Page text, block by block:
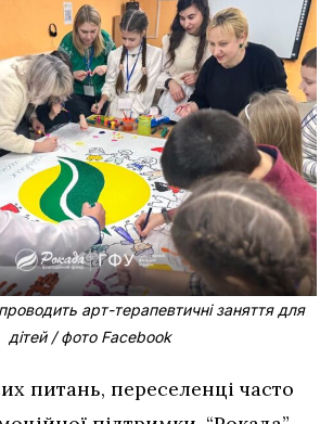
арт-терапевтичні заняття для
дітей / фото Facebook
питань, переселенці часто